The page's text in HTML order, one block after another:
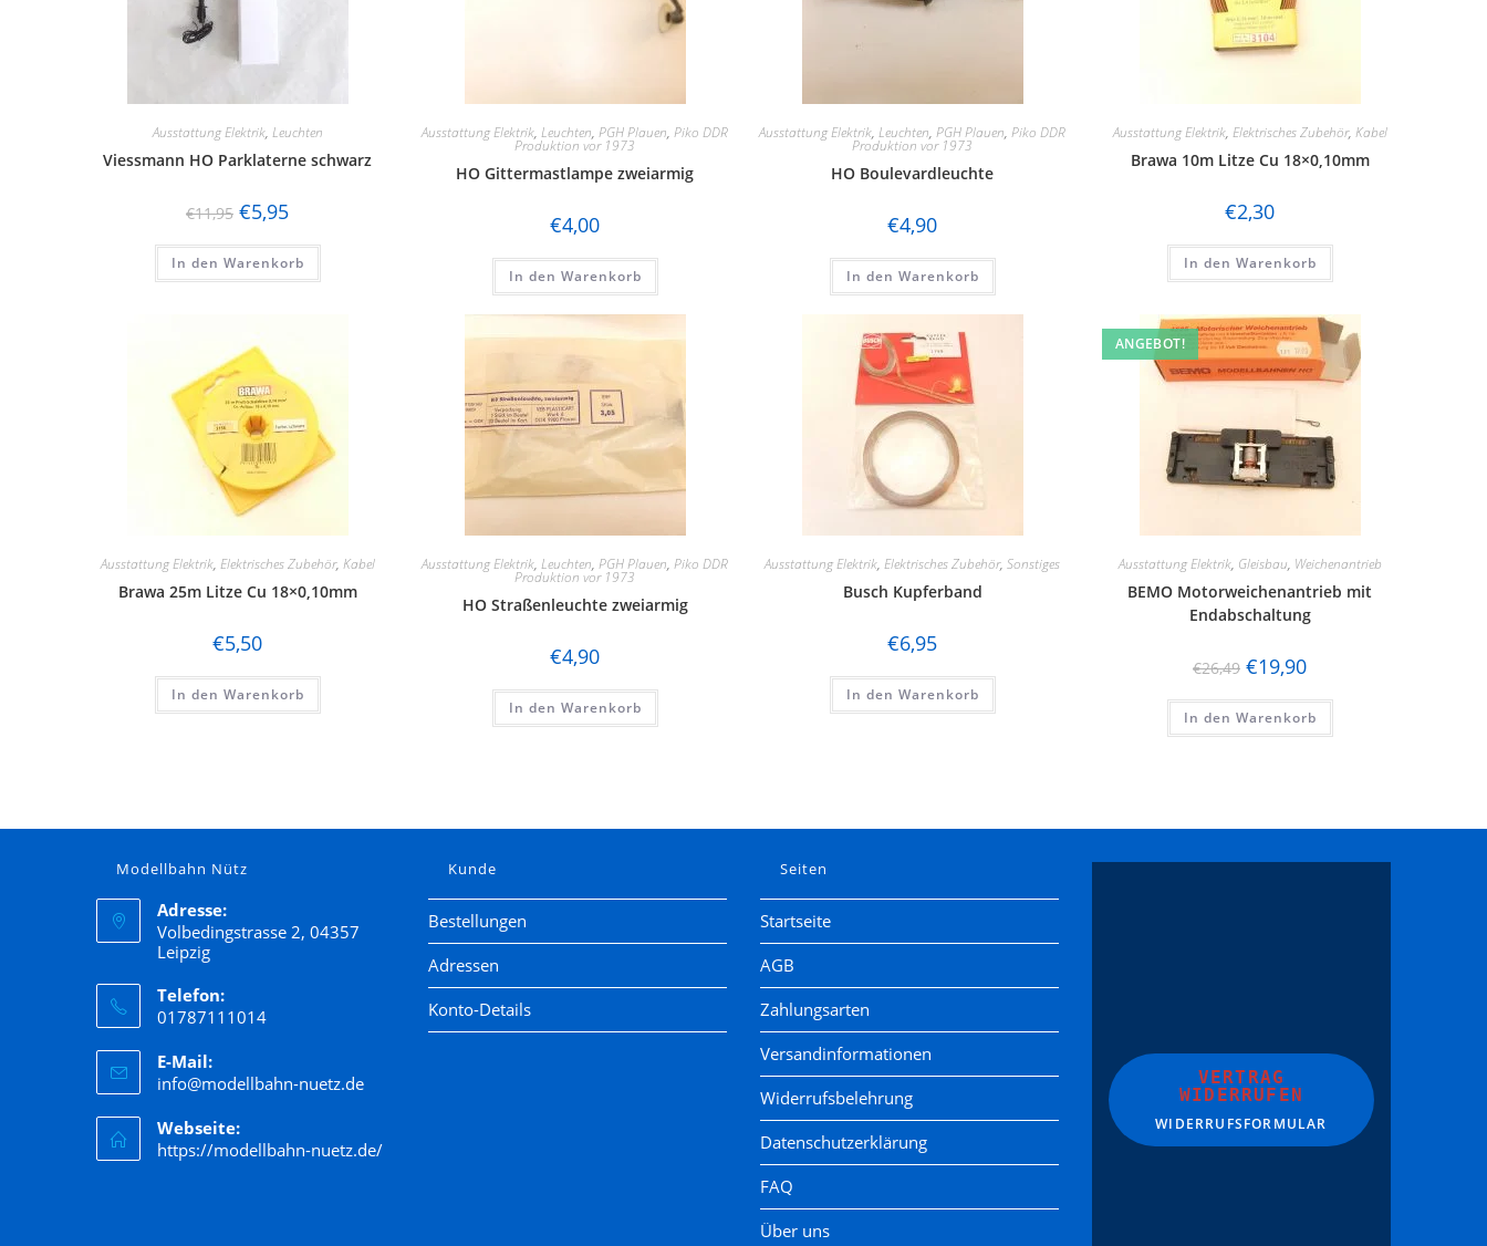
Ausstattung Elektrik, Leuchten
Viessmann HO Parklaterne schwarz
€11,95 €5,95
In den Warenkorb
Ausstattung Elektrik, Leuchten, PGH Plauen, Piko DDR
Produktion vor 1973
HO Gittermastlampe zweiarmig
€4,00
In den Warenkorb
Ausstattung Elektrik, Leuchten, PGH Plauen, Piko DDR
Produktion vor 1973
HO Boulevardleuchte
€4,90
In den Warenkorb
Ausstattung Elektrik, Elektrisches Zubehör, Kabel
Brawa 10m Litze Cu 18×0,10mm
€2,30
In den Warenkorb
Ausstattung Elektrik, Elektrisches Zubehör, Kabel
Brawa 25m Litze Cu 18×0,10mm
€5,50
In den Warenkorb
Ausstattung Elektrik, Leuchten, PGH Plauen, Piko DDR
Produktion vor 1973
HO Straßenleuchte zweiarmig
€4,90
In den Warenkorb
Ausstattung Elektrik, Elektrisches Zubehör, Sonstiges
Busch Kupferband
€6,95
In den Warenkorb
ANGEBOT!
Ausstattung Elektrik, Gleisbau, Weichenantrieb
BEMO Motorweichenantrieb mit
Endabschaltung
€26,49 €19,90
In den Warenkorb
Modellbahn Nütz
Adresse:
Volbedingstrasse 2, 04357
Leipzig
Telefon:
01787111014
E-Mail:
info@modellbahn-nuetz.de
Webseite:
https://modellbahn-nuetz.de/
Kunde
Bestellungen
Adressen
Konto-Details
Seiten
Startseite
AGB
Zahlungsarten
Versandinformationen
Widerrufsbelehrung
Datenschutzerklärung
FAQ
Über uns
VERTRAG
WIDERRUFEN
WIDERRUFSFORMULAR